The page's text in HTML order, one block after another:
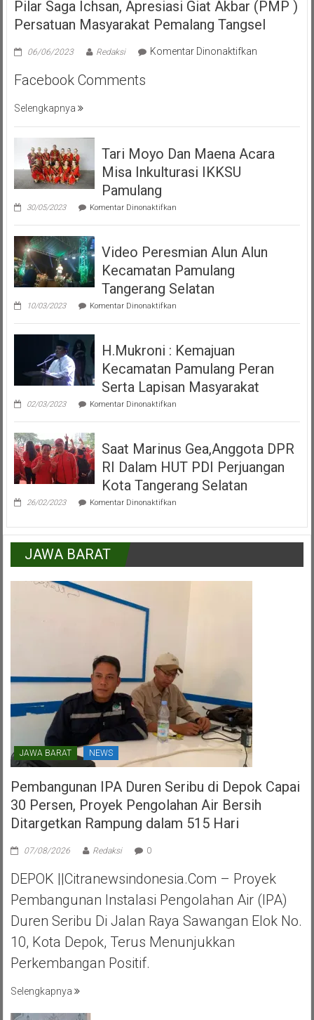
Pilar Saga Ichsan, Apresiasi Giat Akbar (PMP )
Persatuan Masyarakat Pemalang Tangsel
06/06/2023 Redaksi Komentar Dinonaktifkanpada
Giat
(PMP
Tangsel
Facebook Comments
Selengkapnya
Tari Moyo Dan Maena Acara
Misa Inkulturasi IKKSU
Pamulang
30/05/2023 Komentar Dinonaktifkanpada
Moyo
Maena
Misa
Inkulturasi
IKKSU
Pamulang
Video Peresmian Alun Alun
Kecamatan Pamulang
Tangerang Selatan
10/03/2023 Komentar Dinonaktifkanpada
Peresmian
Alun
Kecamatan
Pamulang
Tangerang
Selatan
H.Mukroni : Kemajuan
Kecamatan Pamulang Peran
Serta Lapisan Masyarakat
02/03/2023 Komentar Dinonaktifkanpada
:
Kecamatan
Pamulang
Peran
Lapisan
Masyarakat
Saat Marinus Gea,Anggota DPR
RI Dalam HUT PDI Perjuangan
Kota Tangerang Selatan
26/02/2023 Komentar Dinonaktifkanpada
Gea,Anggota
DPR
Dalam
JAWA BARAT
JAWA BARAT NEWS
Pembangunan IPA Duren Seribu di Depok Capai
30 Persen, Proyek Pengolahan Air Bersih
Ditargetkan Rampung dalam 515 Hari
07/08/2026 Redaksi 0
DEPOK ||Citranewsindonesia.com – Proyek
Pembangunan Instalasi Pengolahan Air (IPA)
Duren Seribu Di Jalan Raya Sawangan Elok No.
10, Kota Depok, Terus Menunjukkan
Perkembangan Positif.
Selengkapnya